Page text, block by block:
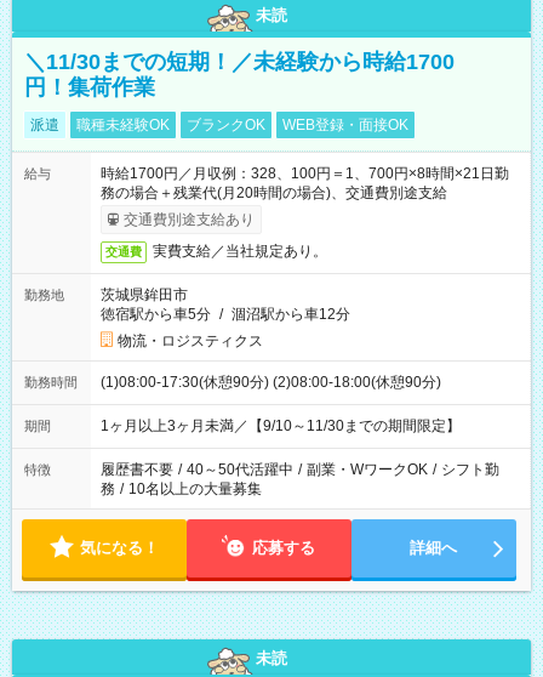
未読
＼11/30までの短期！／未経験から時給1700
円！集荷作業
派遣 職種未経験OK ブランクOK WEB登録・面接OK
給与
時給1700円／月収例：328、100円＝1、700円×8時間×21日勤
務の場合＋残業代(月20時間の場合)、交通費別途支給
交通費別途支給あり
交通費 実費支給／当社規定あり。
勤務地
茨城県鉾田市
徳宿駅から車5分 / 涸沼駅から車12分
物流・ロジスティクス
勤務時間 (1)08:00-17:30(休憩90分) (2)08:00-18:00(休憩90分)
期間 1ヶ月以上3ヶ月未満／【9/10～11/30までの期間限定】
特徴 履歴書不要 / 40～50代活躍中 / 副業・WワークOK / シフト勤
務 / 10名以上の大量募集
気になる！ 応募する 詳細へ
未読